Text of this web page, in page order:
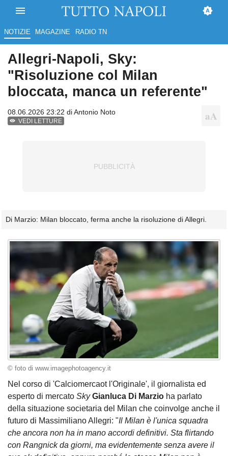
NOTIZIE MAGAZINE RADIO TN
Allegri-Napoli, Sky:
"Risoluzione col Milan
bloccata, manca un referente"
08.06.2026 23:22 diAntonio Noto
VEDI LETTURE
Di Marzio: Milan bloccato, ferma anche la risoluzione di Allegri.
© foto di www.imagephotoagency.it
Nel corso di 'Calciomercaot l'Originale', il giornalista ed
esperto di mercato SkyGianluca Di Marzio ha parlato
della situazione societaria del Milan che coinvolge anche il
futuro di Massimiliano Allegri: "Il Milan è l'unica squadra
che ancora non ha in mano accordi definitivi. Sta flirtando
con Rangnick da giorni, ma evidentemente senza avere il